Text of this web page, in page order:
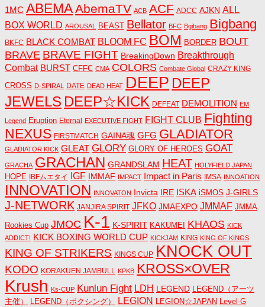
1MC ABEMAAbemaTV ACB ACF ADCC AJKN ALL
BOX WORLD AROUSAL BEAST Bellator BFC Bgibang Bigbang
BKFC BLACK COMBAT BLOOM FC BOM BORDER BOUT
BRAVE BRAVE FIGHT BreakingDown Breakthrough
Combat BURST CFFC CMA COLORS Combate Global CRAZY KING
CROSS D-SPIRAL DATE DEAD HEAT DEEP DEEP
JEWELS DEEP☆KICK DEFEAT DEMOLITION EM
Legend Eruption Eternal EXECUTIVE FIGHT FIGHT CLUB Fighting
NEXUS FIRSTMATCH GAINA魂 GFG GLADIATOR
GLADIATOR KICK GLEAT GLORY GLORY OF HEROES GOAT
GRACHA GRACHAN GRANDSLAM HEAT HOLYFIELD JAPAN
HOPE IBFムエタイ IGF IMMAF IMPACT Impact in Paris IMSA INNOATION
INNOVATION INNOVATON Invicta IRE ISKA iSMOS J-GIRLS
J-NETWORK JANJIRA SPIRIT JFKO JMAEXPO JMMAF JMMA
Rookies Cup JMOC K-1 K-SPIRIT KAKUMEI KHAOS KICK
ADDICT! KICK BOXING WORLD CUP KICKJAM KING KING OF KINGS
KING OF STRIKERS KINGS CUP KNOCK OUT
KODO KORAKUEN JAMBULL KPKB KROSS×OVER
Krush Ks-CUP Kunlun Fight LDH LEGEND LEGEND（アーツ
主催）
LEGEND（ボクシング） LEGION LEGION☆JAPAN Level-G